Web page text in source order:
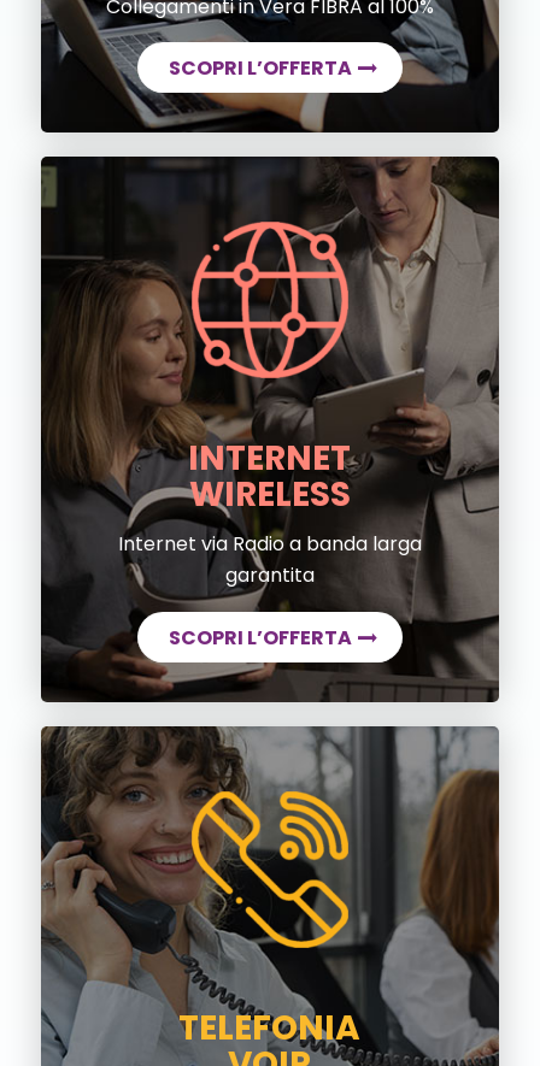
Collegamenti in Vera FIBRA al 100%
SCOPRI L’OFFERTA
INTERNET
WIRELESS
Internet via Radio a banda larga
garantita
SCOPRI L’OFFERTA
TELEFONIA